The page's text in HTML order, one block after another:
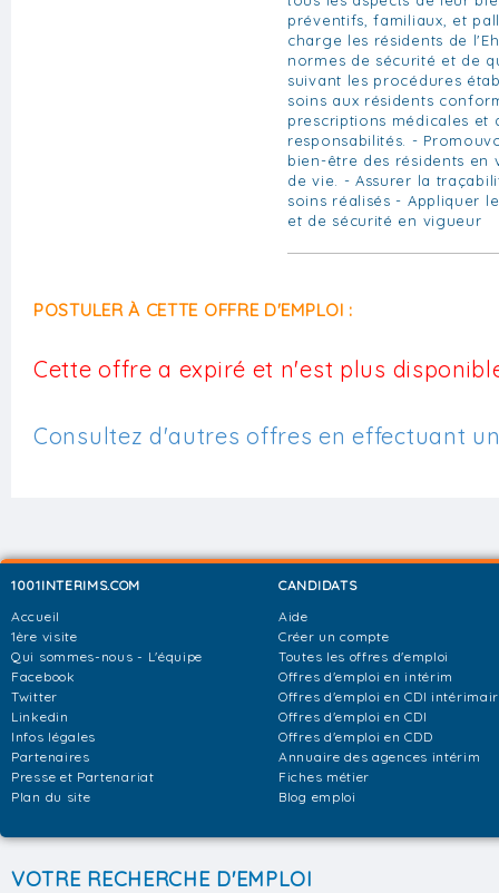
préventifs, familiaux, et
charge les résidents de
normes de sécurité et de
suivant les procédures
soins aux résidents
prescriptions médicales et
responsabilités. -
bien-être des résidents en
de vie. - Assurer la
soins réalisés - Appliquer
et de sécurité en vigueur
POSTULER À CETTE OFFRE D'EMPLOI :
Cette offre a expiré et n'est plus
Consultez d'autres offres en effectuant
1001INTERIMS.COM
Accueil
1ère visite
Qui sommes-nous - L'équipe
Facebook
Twitter
Linkedin
Infos légales
Partenaires
Presse et Partenariat
Plan du site
CANDIDATS
Aide
Créer un compte
Toutes les offres d'emploi
Offres d'emploi en intérim
Offres d'emploi en CDI
Offres d'emploi en CDI
Offres d'emploi en CDD
Annuaire des agences intérim
Fiches métier
Blog emploi
VOTRE RECHERCHE D'EMPLOI